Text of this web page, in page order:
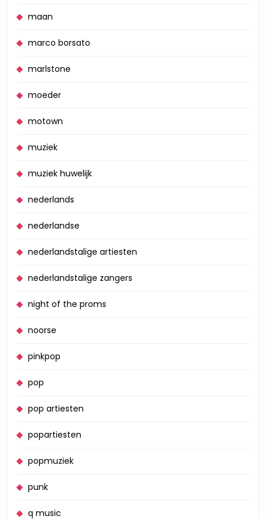
maan
marco borsato
marlstone
moeder
motown
muziek
muziek huwelijk
nederlands
nederlandse
nederlandstalige artiesten
nederlandstalige zangers
night of the proms
noorse
pinkpop
pop
pop artiesten
popartiesten
popmuziek
punk
q music